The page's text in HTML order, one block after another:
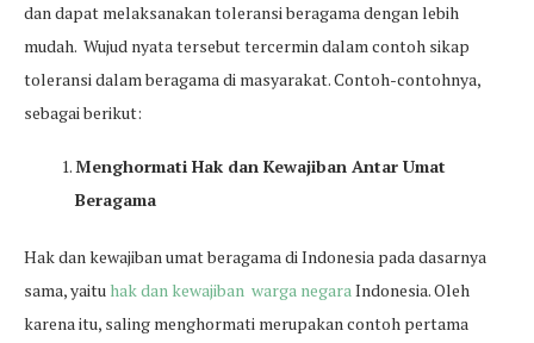
dan dapat melaksanakan toleransi beragama dengan lebih
mudah. Wujud nyata tersebut tercermin dalam contoh sikap
toleransi dalam beragama di masyarakat. Contoh-contohnya,
sebagai berikut:
Menghormati Hak dan Kewajiban Antar Umat
Beragama
Hak dan kewajiban umat beragama di Indonesia pada dasarnya
sama, yaitu hak dan kewajiban warga negaraIndonesia. Oleh
karena itu, saling menghormati merupakan contoh pertama